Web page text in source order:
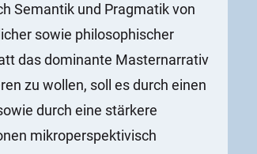
Semantik und Pragmatik von
sowie philosophischer
das dominante Masternarrativ
zu wollen, soll es durch einen
durch eine stärkere
mikroperspektivisch